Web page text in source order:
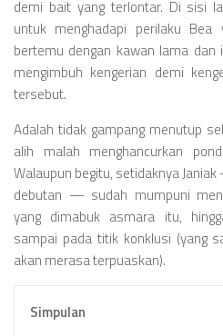
demi bait yang terlontar. Di sisi
untuk menghadapi perilaku
bertemu dengan kawan lama dan
mengimbuh kengerian demi
tersebut.
Adalah tidak gampang menutup
alih malah menghancurkan
Walaupun begitu, setidaknya
debutan — sudah mumpuni
yang dimabuk asmara itu,
sampai pada titik konklusi (yang
akan merasa terpuaskan).
Simpulan